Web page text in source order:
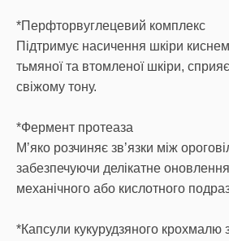
*Перфторвуглецевий комплекс
Підтримує насичення шкіри
тьмяної та втомленої шкіри,
свіжому тону.
*Фермент протеаза
Мʼяко розчиняє звʼязки між
забезпечуючи делікатне
механічного або кислотного
*Капсули кукурудзяного крохмалю